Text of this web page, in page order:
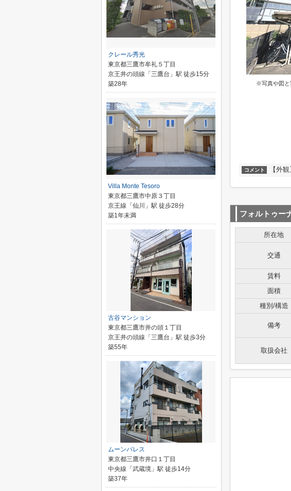
※写真や図と
コメント 【外観
フォルトゥー
所在地
交通
賃料
面積
種別/構造
備考
取扱会社
クレール秀光
東京都三鷹市牟礼５丁目
京王井の頭線「三鷹台」駅 徒歩15分
築28年
Villa Monte Tesoro
東京都三鷹市中原３丁目
京王線「仙川」駅 徒歩28分
築1年未満
古谷マンション
東京都三鷹市井の頭１丁目
京王井の頭線「三鷹台」駅 徒歩3分
築55年
ムーンパレス
東京都三鷹市井口１丁目
中央線「武蔵境」駅 徒歩14分
築37年